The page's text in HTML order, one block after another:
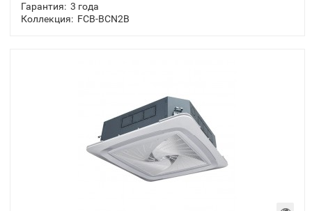
Гарантия: 3 года
Коллекция: FCB-BCN2B